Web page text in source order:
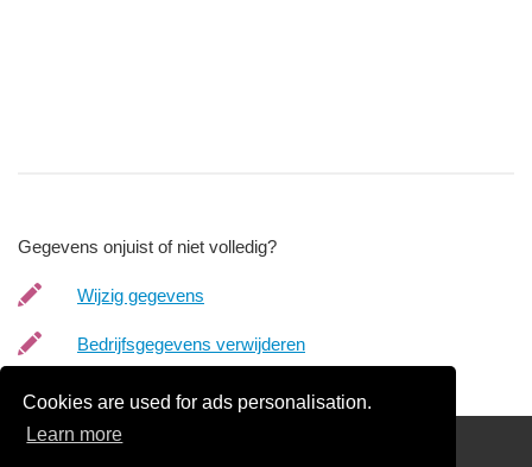
Cookies are used for ads personalisation.
Learn more
Gegevens onjuist of niet volledig?
Wijzig gegevens
Bedrijfsgegevens verwijderen
Scriptie laten drukken